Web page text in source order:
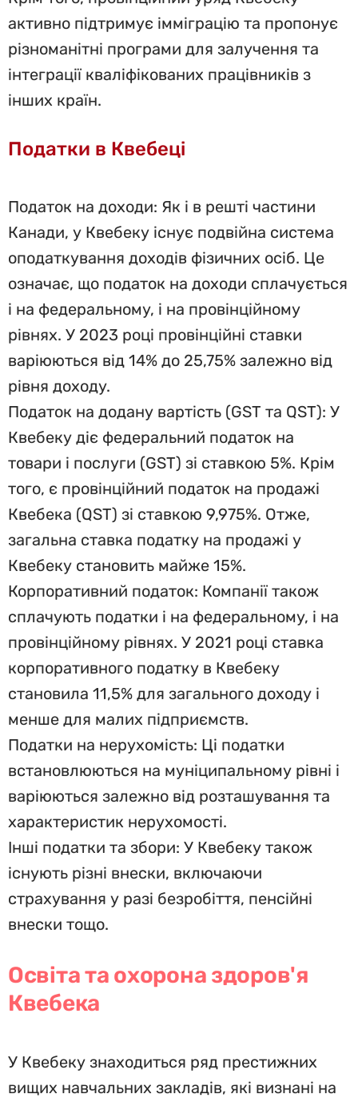
активно підтримує імміграцію та пропонує
різноманітні програми для залучення та
інтеграції кваліфікованих працівників з
інших країн.
Податки в Квебеці
Податок на доходи: Як і в решті частини
Канади, у Квебеку існує подвійна система
оподаткування доходів фізичних осіб. Це
означає, що податок на доходи сплачується
і на федеральному, і на провінційному
рівнях. У 2023 році провінційні ставки
варіюються від 14% до 25,75% залежно від
рівня доходу.
Податок на додану вартість (GST та QST): У
Квебеку діє федеральний податок на
товари і послуги (GST) зі ставкою 5%. Крім
того, є провінційний податок на продажі
Квебека (QST) зі ставкою 9,975%. Отже,
загальна ставка податку на продажі у
Квебеку становить майже 15%.
Корпоративний податок: Компанії також
сплачують податки і на федеральному, і на
провінційному рівнях. У 2021 році ставка
корпоративного податку в Квебеку
становила 11,5% для загального доходу і
менше для малих підприємств.
Податки на нерухомість: Ці податки
встановлюються на муніципальному рівні і
варіюються залежно від розташування та
характеристик нерухомості.
Інші податки та збори: У Квебеку також
існують різні внески, включаючи
страхування у разі безробіття, пенсійні
внески тощо.
Освіта та охорона здоров'я
Квебека
У Квебеку знаходиться ряд престижних
вищих навчальних закладів, які визнані на